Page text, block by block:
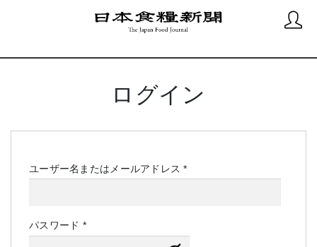
ログイン
ユーザー名またはメールアドレス*必
パスワード *必
須